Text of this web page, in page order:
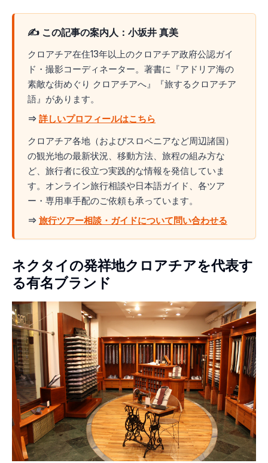
✍️ この記事の案内人：小坂井 真美
クロアチア在住13年以上のクロアチア政府公認ガイ
ド・撮影コーディネーター。著書に『アドリア海の
素敵な街めぐり クロアチアへ』『旅するクロアチア
語』があります。
⇒ 詳しいプロフィールはこちら
クロアチア各地（およびスロベニアなど周辺諸国）
の観光地の最新状況、移動方法、旅程の組み方な
ど、旅行者に役立つ実践的な情報を発信していま
す。オンライン旅行相談や日本語ガイド、各ツア
ー・専用車手配のご依頼も承っています。
⇒ 旅行ツアー相談・ガイドについて問い合わせる
ネクタイの発祥地クロアチアを代表す
る有名ブランド